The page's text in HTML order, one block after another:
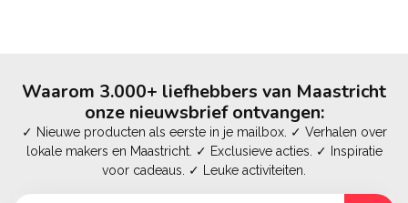
Waarom 3.000+ liefhebbers van Maastricht
onze nieuwsbrief ontvangen:
✓ Nieuwe producten als eerste in je mailbox. ✓ Verhalen over
lokale makers en Maastricht. ✓ Exclusieve acties. ✓ Inspiratie
voor cadeaus. ✓ Leuke activiteiten.